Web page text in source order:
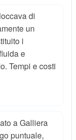
di
un
i
e
Tempi e costi
a Galliera
puntuale,